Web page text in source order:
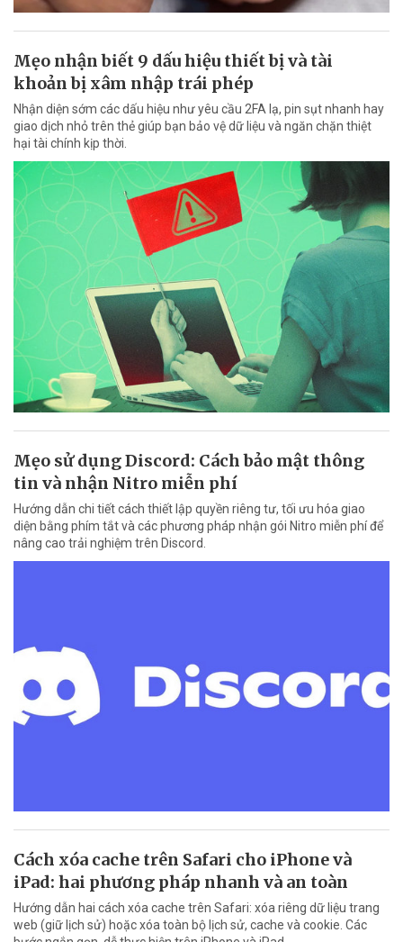
Mẹo nhận biết 9 dấu hiệu thiết bị và tài
khoản bị xâm nhập trái phép
Nhận diện sớm các dấu hiệu như yêu cầu 2FA lạ, pin sụt nhanh hay
giao dịch nhỏ trên thẻ giúp bạn bảo vệ dữ liệu và ngăn chặn thiệt
hại tài chính kịp thời.
Mẹo sử dụng Discord: Cách bảo mật thông
tin và nhận Nitro miễn phí
Hướng dẫn chi tiết cách thiết lập quyền riêng tư, tối ưu hóa giao
diện bằng phím tắt và các phương pháp nhận gói Nitro miễn phí để
nâng cao trải nghiệm trên Discord.
Cách xóa cache trên Safari cho iPhone và
iPad: hai phương pháp nhanh và an toàn
Hướng dẫn hai cách xóa cache trên Safari: xóa riêng dữ liệu trang
web (giữ lịch sử) hoặc xóa toàn bộ lịch sử, cache và cookie. Các